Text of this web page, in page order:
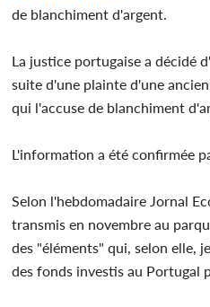
de blanchiment d'argent.
La justice portugaise a décidé
suite d'une plainte d'une
qui l'accuse de blanchiment
L'information a été confirmée
Selon l'hebdomadaire Jornal
transmis en novembre au
des "éléments" qui, selon elle,
des fonds investis au Portugal